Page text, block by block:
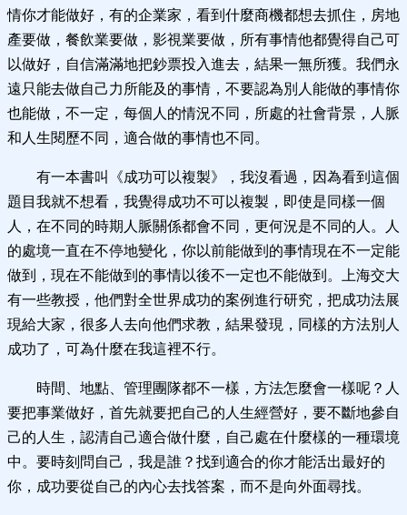
情你才能做好，有的企業家，看到什麼商機都想去抓住，房地
產要做，餐飲業要做，影視業要做，所有事情他都覺得自己可
以做好，自信滿滿地把鈔票投入進去，結果一無所獲。我們永
遠只能去做自己力所能及的事情，不要認為別人能做的事情你
也能做，不一定，每個人的情況不同，所處的社會背景，人脈
和人生閱歷不同，適合做的事情也不同。
有一本書叫《成功可以複製》，我沒看過，因為看到這個
題目我就不想看，我覺得成功不可以複製，即使是同樣一個
人，在不同的時期人脈關係都會不同，更何況是不同的人。人
的處境一直在不停地變化，你以前能做到的事情現在不一定能
做到，現在不能做到的事情以後不一定也不能做到。上海交大
有一些教授，他們對全世界成功的案例進行研究，把成功法展
現給大家，很多人去向他們求教，結果發現，同樣的方法別人
成功了，可為什麼在我這裡不行。
時間、地點、管理團隊都不一樣，方法怎麼會一樣呢？人
要把事業做好，首先就要把自己的人生經營好，要不斷地參自
己的人生，認清自己適合做什麼，自己處在什麼樣的一種環境
中。要時刻問自己，我是誰？找到適合的你才能活出最好的
你，成功要從自己的內心去找答案，而不是向外面尋找。